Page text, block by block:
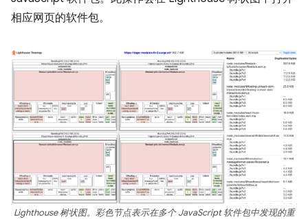
相应网页的软件包。
Lighthouse 树状图。彩色节点表示在多个 JavaScript 软件包中发现的重